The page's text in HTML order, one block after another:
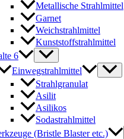
Metallische Strahlmittel
Garnet
Weichstrahlmittel
Kunststoffstrahlmittel
6
Einwegstrahlmittel
Strahlgranulat
Asilit
Asilikos
Sodastrahlmittel
(Bristle Blaster etc.)